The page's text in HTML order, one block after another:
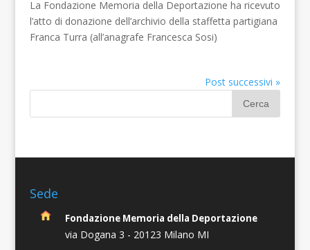
La Fondazione Memoria della Deportazione ha ricevuto
l’atto di donazione dell’archivio della staffetta partigiana
Franca Turra (all’anagrafe Francesca Sosi)
Post successivi »
Sede
Fondazione Memoria della Deportazione
via Dogana 3 - 20123 Milano MI